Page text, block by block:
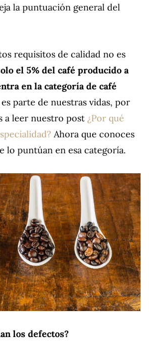
la puntuación general del
requisitos de calidad no es
el 5% del café producido a
en la categoría de café
parte de nuestras vidas, por
a leer nuestro post ¿Por qué
Ahora que conoces
lo puntúan en esa categoría.
los defectos?